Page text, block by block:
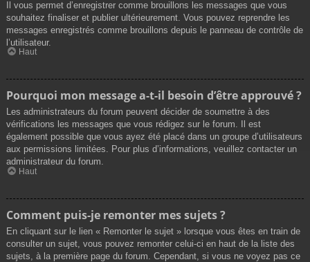
Il vous permet d’enregistrer comme brouillons les messages que vous
souhaitez finaliser et publier ultérieurement. Vous pouvez reprendre les
messages enregistrés comme brouillons depuis le panneau de contrôle de
l’utilisateur.
Haut
Pourquoi mon message a-t-il besoin d’être approuvé ?
Les administrateurs du forum peuvent décider de soumettre à des
vérifications les messages que vous rédigez sur le forum. Il est
également possible que vous ayez été placé dans un groupe d’utilisateurs
aux permissions limitées. Pour plus d’informations, veuillez contacter un
administrateur du forum.
Haut
Comment puis-je remonter mes sujets ?
En cliquant sur le lien « Remonter le sujet » lorsque vous êtes en train de
consulter un sujet, vous pouvez remonter celui-ci en haut de la liste des
sujets, à la première page du forum. Cependant, si vous ne voyez pas ce